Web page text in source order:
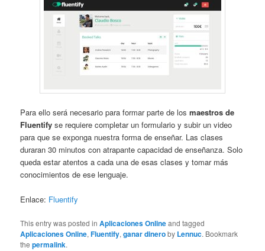
Para ello será necesario para formar parte de losmaestros de
Fluentify se requiere completar un formulario y subir un video
para que se exponga nuestra forma de enseñar. Las clases
duraran 30 minutos con atrapante capacidad de enseñanza. Solo
queda estar atentos a cada una de esas clases y tomar más
conocimientos de ese lenguaje.
Enlace: Fluentify
This entry was posted inAplicaciones Onlineand tagged
Aplicaciones Online,Fluentify,ganar dineroby Lennuc. Bookmark
thepermalink.